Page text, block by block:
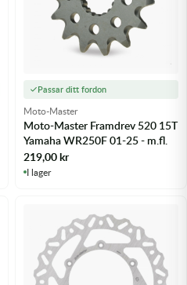
Passar ditt fordon
Moto-Master
Moto-Master Framdrev 520 15T
Yamaha WR250F 01-25 - m.fl.
219,00kr
I lager